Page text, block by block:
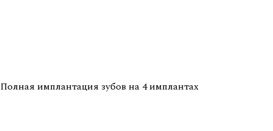
Полная имплантация зубов на 4 имплантах